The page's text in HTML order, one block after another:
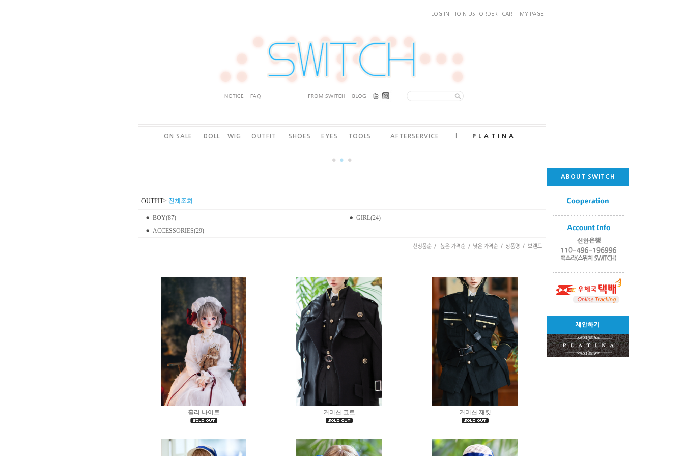
LOG IN JOIN US ORDER CART MY PAGE
ON SALE DOLL WIG OUTFIT SHOES EYES TOOLS AFTERSERVICE PLATINA
OUTFIT> 전체조회
BOY(87)
GIRL(24)
ACCESSORIES(29)
홀리 나이트 커미션 코트 커미션 재킷
ABOUT SWITCH
제안하기